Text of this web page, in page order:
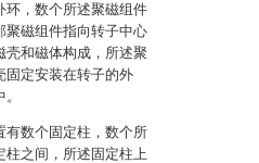
环，数个所述聚磁组件
聚磁组件指向转子中心
壳和磁体构成，所述聚
固定安装在转子的外
有数个固定柱，数个所
柱之间，所述固定柱上